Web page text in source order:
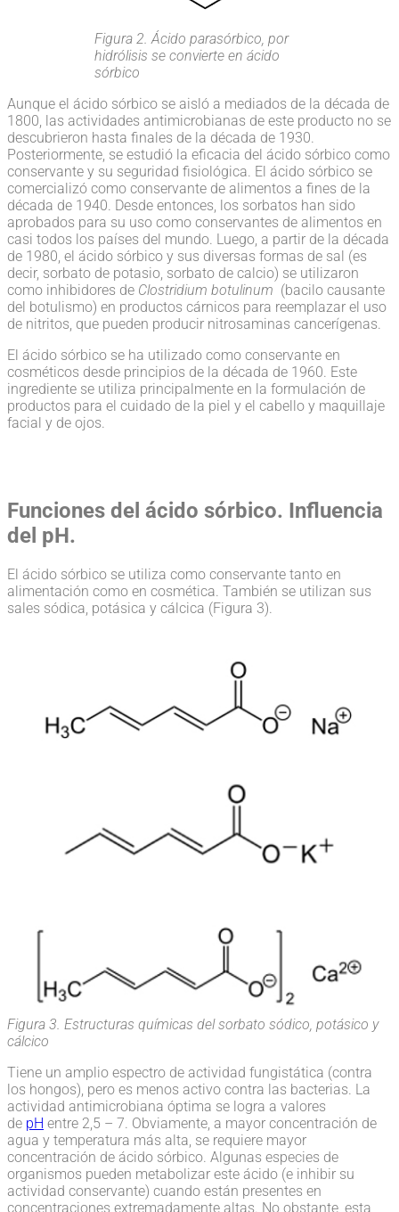
Figura 2. Ácido parasórbico, por
hidrólisis se convierte en ácido
sórbico
Aunque el ácido sórbico se aisló a mediados de la década de
1800, las actividades antimicrobianas de este producto no se
descubrieron hasta finales de la década de 1930.
Posteriormente, se estudió la eficacia del ácido sórbico como
conservante y su seguridad fisiológica. El ácido sórbico se
comercializó como conservante de alimentos a fines de la
década de 1940. Desde entonces, los sorbatos han sido
aprobados para su uso como conservantes de alimentos en
casi todos los países del mundo. Luego, a partir de la década
de 1980, el ácido sórbico y sus diversas formas de sal (es
decir, sorbato de potasio, sorbato de calcio) se utilizaron
como inhibidores de Clostridium botulinum (bacilo causante
del botulismo) en productos cárnicos para reemplazar el uso
de nitritos, que pueden producir nitrosaminas cancerígenas.
El ácido sórbico se ha utilizado como conservante en
cosméticos desde principios de la década de 1960. Este
ingrediente se utiliza principalmente en la formulación de
productos para el cuidado de la piel y el cabello y maquillaje
facial y de ojos.
Funciones del ácido sórbico. Influencia
del pH.
El ácido sórbico se utiliza como conservante tanto en
alimentación como en cosmética. También se utilizan sus
sales sódica, potásica y cálcica (Figura 3).
Figura 3. Estructuras químicas del sorbato sódico, potásico y
cálcico
Tiene un amplio espectro de actividad fungistática (contra
los hongos), pero es menos activo contra las bacterias. La
actividad antimicrobiana óptima se logra a valores
de pH entre 2,5 – 7. Obviamente, a mayor concentración de
agua y temperatura más alta, se requiere mayor
concentración de ácido sórbico. Algunas especies de
organismos pueden metabolizar este ácido (e inhibir su
actividad conservante) cuando están presentes en
concentraciones extremadamente altas. No obstante, esta